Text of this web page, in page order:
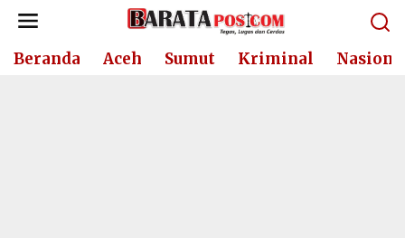
Lewati
konten
Beranda Aceh Sumut Kriminal